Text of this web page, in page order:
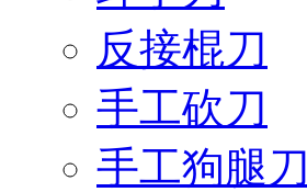
反接棍刀
手工砍刀
手工狗腿刀